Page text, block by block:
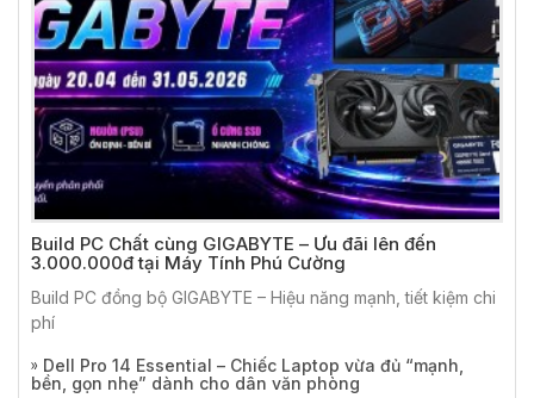
Build PC Chất cùng GIGABYTE – Ưu đãi lên đến
3.000.000đ tại Máy Tính Phú Cường
Build PC đồng bộ GIGABYTE – Hiệu năng mạnh, tiết kiệm chi
phí
Dell Pro 14 Essential – Chiếc Laptop vừa đủ “mạnh,
bền, gọn nhẹ” dành cho dân văn phòng